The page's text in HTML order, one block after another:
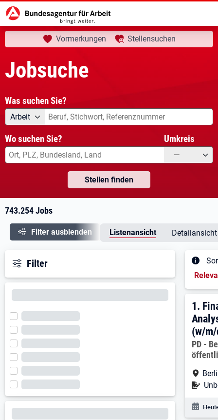
Startseite Jobsuche aktuelle Seite:
Ihre Suche
Vormerkungen Stellensuchen
Jobsuche
Was suchen Sie?
Angebotsart
Arbeit Was suchen Sie?
Wo suchen Sie? Umkreis
—
Stellen finden
743.254 Jobs
Filter ausblenden Listenansicht Detailansicht
Filter
1.
1.
(w/
PD -